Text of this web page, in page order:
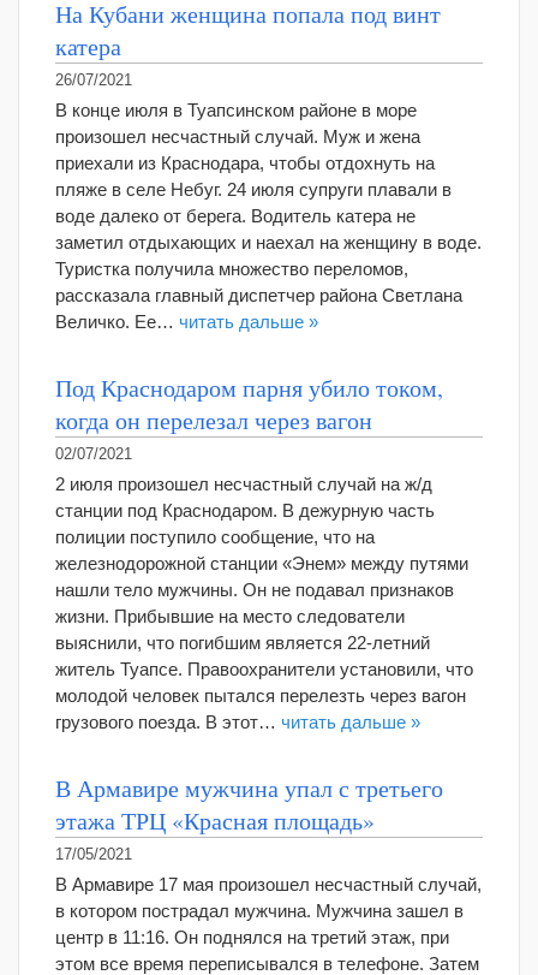
На Кубани женщина попала под винт
катера
26/07/2021
В конце июля в Туапсинском районе в море
произошел несчастный случай. Муж и жена
приехали из Краснодара, чтобы отдохнуть на
пляже в селе Небуг. 24 июля супруги плавали в
воде далеко от берега. Водитель катера не
заметил отдыхающих и наехал на женщину в воде.
Туристка получила множество переломов,
рассказала главный диспетчер района Светлана
Величко. Ее… читать дальше »
Под Краснодаром парня убило током,
когда он перелезал через вагон
02/07/2021
2 июля произошел несчастный случай на ж/д
станции под Краснодаром. В дежурную часть
полиции поступило сообщение, что на
железнодорожной станции «Энем» между путями
нашли тело мужчины. Он не подавал признаков
жизни. Прибывшие на место следователи
выяснили, что погибшим является 22-летний
житель Туапсе. Правоохранители установили, что
молодой человек пытался перелезть через вагон
грузового поезда. В этот… читать дальше »
В Армавире мужчина упал с третьего
этажа ТРЦ «Красная площадь»
17/05/2021
В Армавире 17 мая произошел несчастный случай,
в котором пострадал мужчина. Мужчина зашел в
центр в 11:16. Он поднялся на третий этаж, при
этом все время переписывался в телефоне. Затем